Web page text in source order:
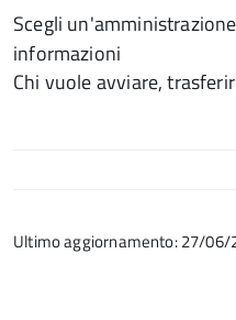
Scegli
informazioni
Chi vuole avviare,
Ultimo aggiornamento: 27/06/